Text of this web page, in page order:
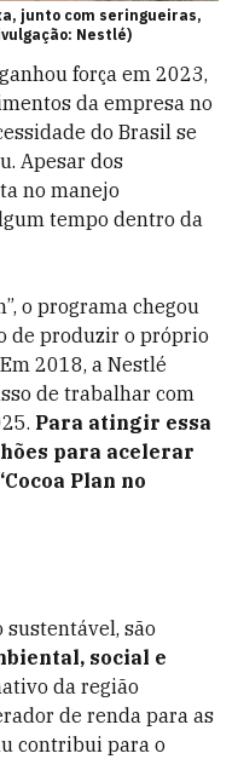
junto com seringueiras,
Nestlé)
força em 2023,
da empresa no
do Brasil se
Apesar dos
no manejo
tempo dentro da
o programa chegou
de produzir o próprio
2018, a Nestlé
de trabalhar com
Para atingir essa
para acelerar
Plan no
sustentável, são
social e
da região
de renda para as
contribui para o